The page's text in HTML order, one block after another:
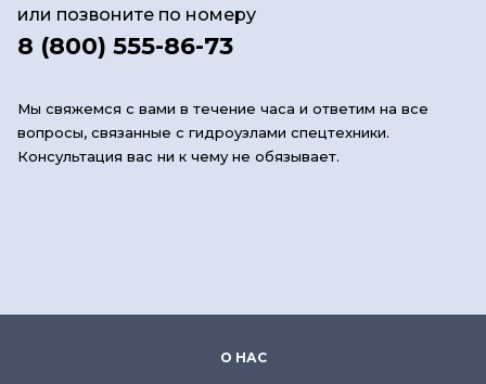
или позвоните по номеру
8 (800) 555-86-73
Мы свяжемся с вами в течение часа и ответим на все
вопросы, связанные с гидроузлами спецтехники.
Консультация вас ни к чему не обязывает.
О НАС